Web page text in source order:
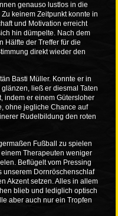
genauso lustlos in die
keinem Zeitpunkt konnte in
und Motivation erreicht
hin dümpelte. Nach dem
Hälfte der Treffer für die
direkt wieder den
Basti Müller. Konnte er in
ließ er diesmal Taten
indem er einem Gütersloher
ohne jegliche Chance auf
Rudelbildung den roten
Fußball zu spielen
Therapeuten weniger
Beflügelt vom Pressing
unserem Dornröschenschlaf
Akzent setzen. Alles in allem
blieb und lediglich optisch
aber auch nur ein Tropfen